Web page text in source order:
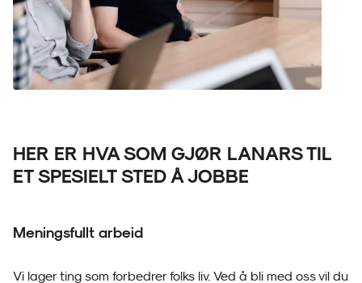
HER ER HVA SOM GJØR LANARS TIL
ET SPESIELT STED Å JOBBE
Meningsfullt arbeid
Vi lager ting som forbedrer folks liv. Ved å bli med oss ​​vil du